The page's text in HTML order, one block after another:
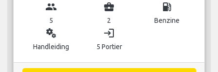
group
5
business_center
2
local_gas_station
Benzine
miscellaneous_services
Handleiding
login
5 Portier